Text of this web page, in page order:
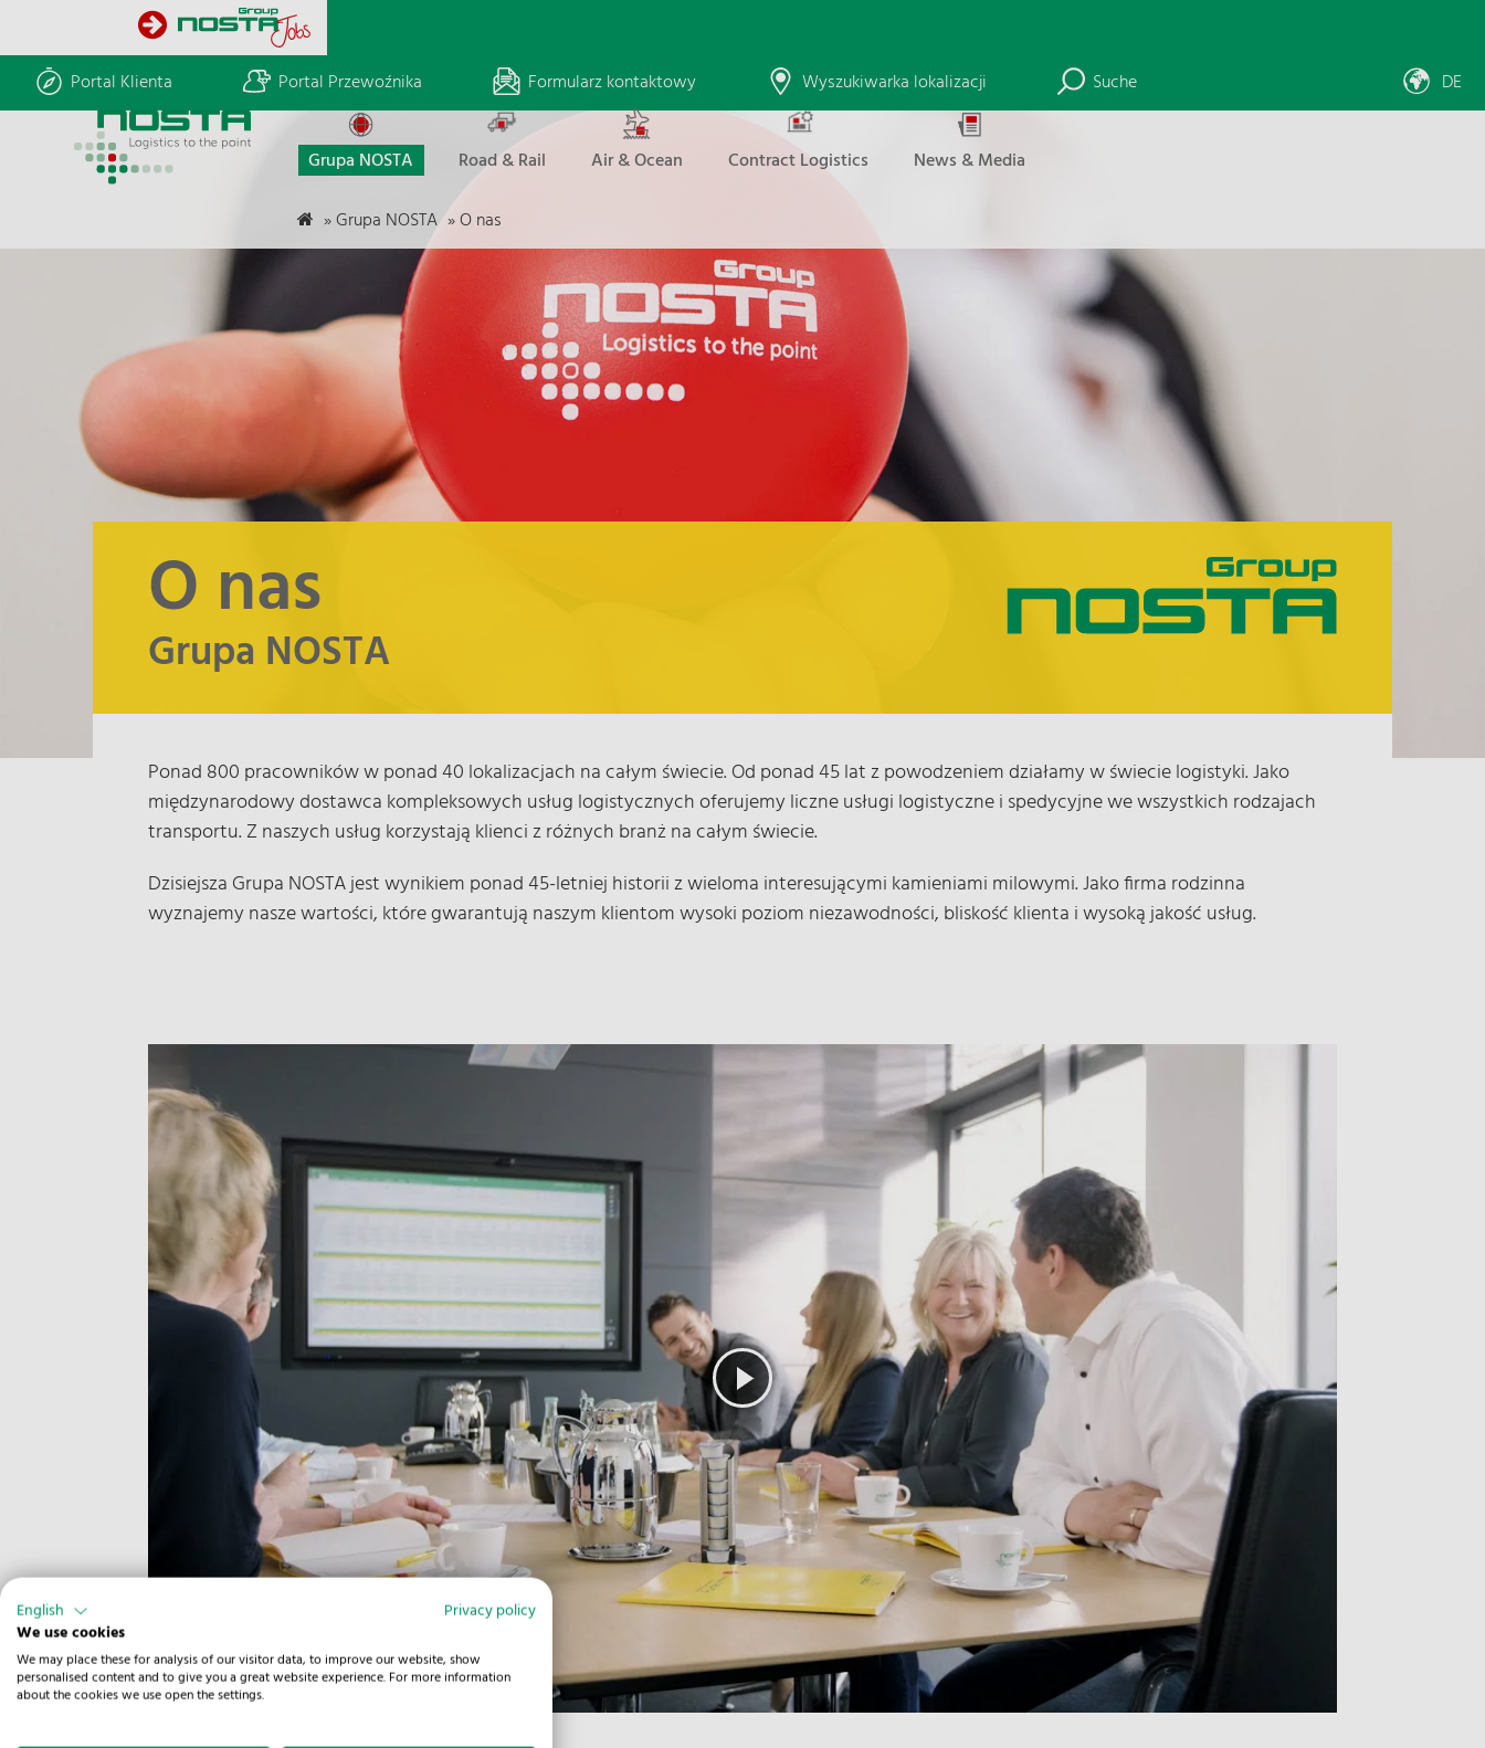
Portal Klienta Portal Przewoźnika Formularz kontaktowy Wyszukiwarka lokalizacji Suche DE
Grupa NOSTA Road & Rail Air & Ocean Contract Logistics News & Media
»Grupa NOSTA »O nas
O nas
Grupa NOSTA
Ponad 800 pracowników w ponad 40 lokalizacjach na całym świecie. Od ponad 45 lat z powodzeniem działamy w świecie logistyki. Jako
międzynarodowy dostawca kompleksowych usług logistycznych oferujemy liczne usługi logistyczne i spedycyjne we wszystkich rodzajach
transportu. Z naszych usług korzystają klienci z różnych branż na całym świecie.
Dzisiejsza Grupa NOSTA jest wynikiem ponad 45-letniej historii z wieloma interesującymi kamieniami milowymi. Jako firma rodzinna
wyznajemy nasze wartości, które gwarantują naszym klientom wysoki poziom niezawodności, bliskość klienta i wysoką jakość usług.
English
Privacy policy
We use cookies
We may place these for analysis of our visitor data, to improve our website, show
personalised content and to give you a great website experience. For more information
about the cookies we use open the settings.